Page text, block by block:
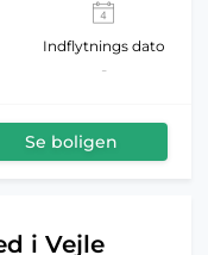
Indflytnings dato
-
Se boligen
i Vejle